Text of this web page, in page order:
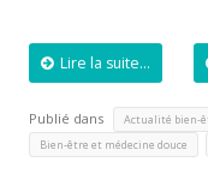
Lire la suite...
Publié dans Actualité bien-
Bien-être et médecine douce